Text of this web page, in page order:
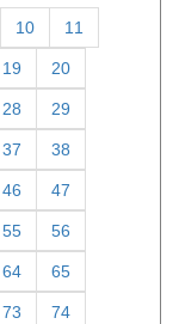
10 11
19 20
28 29
37 38
46 47
55 56
64 65
73 74